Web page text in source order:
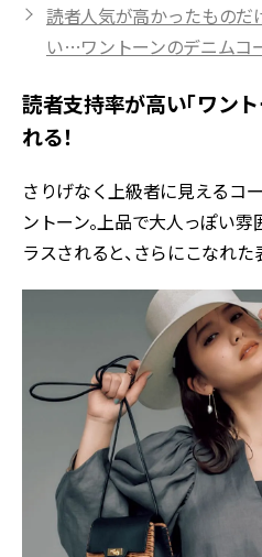
読者人気が高かったものだ
い…ワントーンのデニムコ
読者支持率が高い「ワン
れる！
さりげなく上級者に見えるコ
ントーン。上品で大人っぽい
ラスされると、さらにこなれた